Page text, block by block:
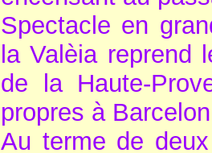
Spectacle en
la Valèia reprend
de la Haute-
propres à
Au terme de